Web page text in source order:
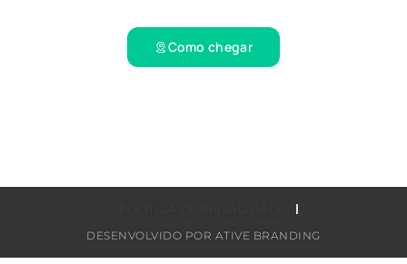
Como chegar
DESENVOLVIDO POR ATIVE BRANDING